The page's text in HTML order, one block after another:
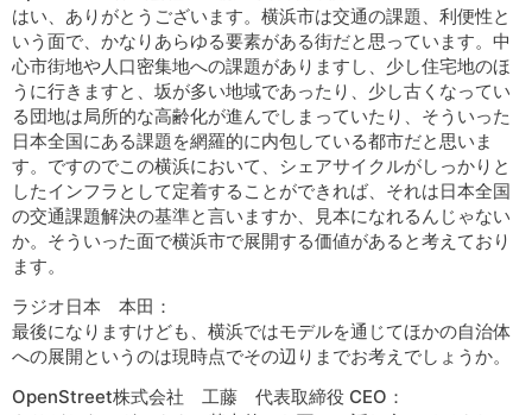
はい、ありがとうございます。横浜市は交通の課題、利便性と
いう面で、かなりあらゆる要素がある街だと思っています。中
心市街地や人口密集地への課題がありますし、少し住宅地のほ
うに行きますと、坂が多い地域であったり、少し古くなってい
る団地は局所的な高齢化が進んでしまっていたり、そういった
日本全国にある課題を網羅的に内包している都市だと思いま
す。ですのでこの横浜において、シェアサイクルがしっかりと
したインフラとして定着することができれば、それは日本全国
の交通課題解決の基準と言いますか、見本になれるんじゃない
か。そういった面で横浜市で展開する価値があると考えており
ます。
ラジオ日本 本田：
最後になりますけども、横浜ではモデルを通じてほかの自治体
への展開というのは現時点でその辺りまでお考えでしょうか。
OpenStreet株式会社 工藤 代表取締役 CEO：